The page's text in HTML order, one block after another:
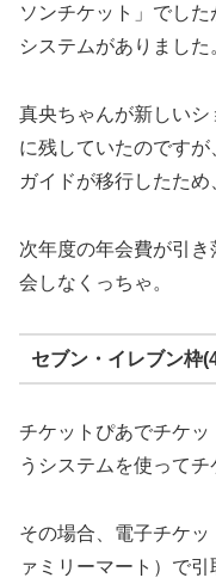
ソンチケット」でし
システムがありました
真央ちゃんが新しい
に残していたのです
ガイドが移行したため
次年度の年会費が引
会しなくっちゃ。
セブン・イレブン枠
チケットぴあでチケ
うシステムを使ってチ
その場合、電子チケ
ァミリーマート）で引